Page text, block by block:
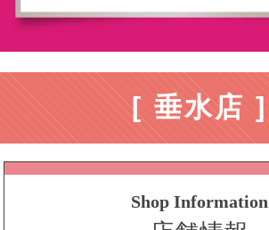
[ 垂水店 ]
Shop Information